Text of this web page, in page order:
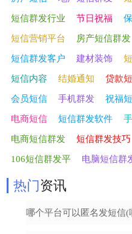
短信群发行业 节日祝福
短信营销平台 房产短信群发
短信群发客户 建材装饰
短信内容 结婚通知 贷款
会员短信 手机群发 祝福
电商短信 短信群发软件
电商短信群发 短信群发技巧
106短信群发平 电脑短信群
热门资讯